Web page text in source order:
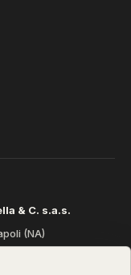
& C. s.a.s.
(NA)